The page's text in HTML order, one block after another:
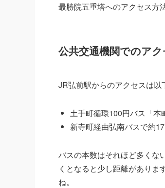
最勝院五重塔へのアクセス方
公共交通機関でのアク
JR弘前駅からのアクセスは以
土手町循環100円バス「
新寺町経由弘南バスで約
バスの本数はそれほど多くな
くとなると少し距離があり
ね。